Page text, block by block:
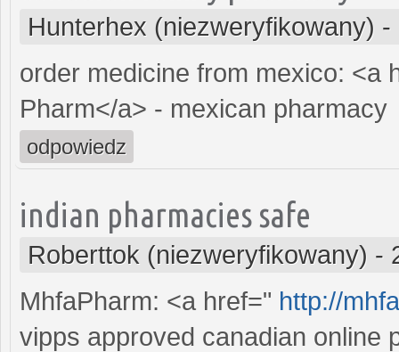
Hunterhex (niezweryfikowany) -
order medicine from mexico: <a
Pharm</a> - mexican pharmacy
odpowiedz
indian pharmacies safe
Roberttok (niezweryfikowany) -
MhfaPharm: <a href=" http://
vipps approved canadian online